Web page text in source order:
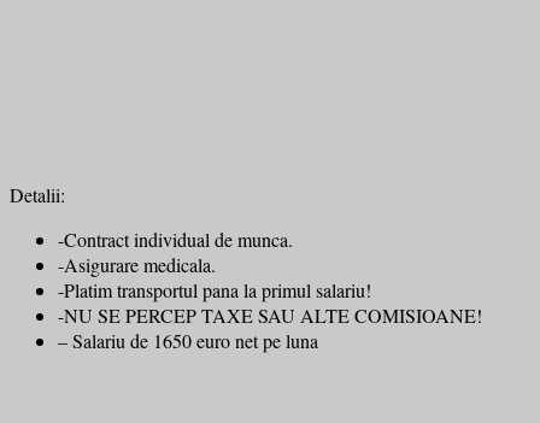
Detalii:
-Contract individual de munca.
-Asigurare medicala.
-Platim transportul pana la primul salariu!
-NU SE PERCEP TAXE SAU ALTE COMISIOANE!
– Salariu de 1650 euro net pe luna